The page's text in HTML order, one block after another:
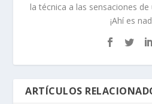
la técnica a las sensaciones
¡Ahí es
ARTÍCULOS